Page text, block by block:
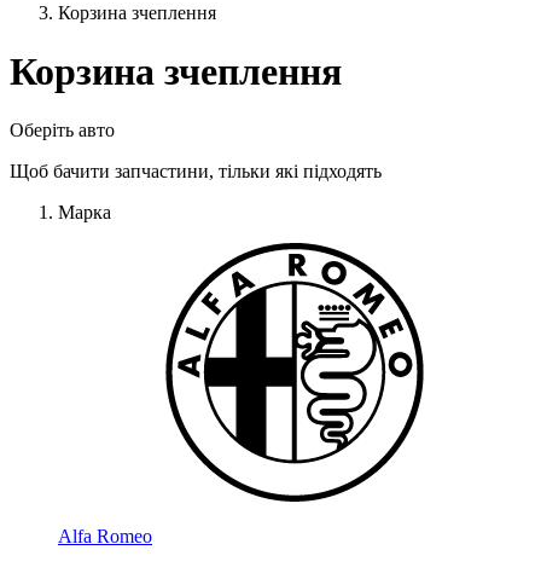
Корзина зчеплення
Корзина зчеплення
Оберіть авто
Щоб бачити запчастини, тільки які підходять
Марка
Alfa Romeo